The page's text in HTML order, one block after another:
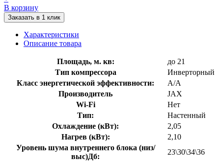
В корзину
Заказать в 1 клик
Характеристики
Описание товара
Площадь, м. кв:
до 21
Тип компрессора
Инверторный
Класс энергетической эффективности:
А/А
Производитель
JAX
Wi-Fi
Нет
Тип:
Настенный
Охлаждение (кВт):
2,05
Нагрев (кВт):
2,10
Уровень шума внутреннего блока (низ/
выс)Дб:
23\30\34\36